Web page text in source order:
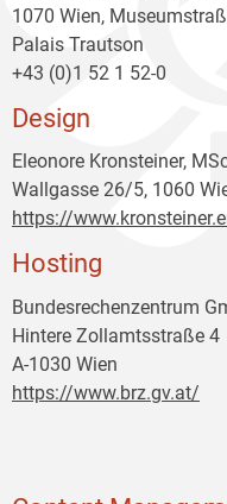
1070 Wien,
Palais Trautson
+43 (0)1 52 1 52-0
Design
Eleonore Kronsteiner,
Wallgasse 26/5, 1060
https://
Hosting
Bundesrechenzentrum
Hintere Zollamtsstraße 4
A-1030 Wien
https://www.brz.gv.at/